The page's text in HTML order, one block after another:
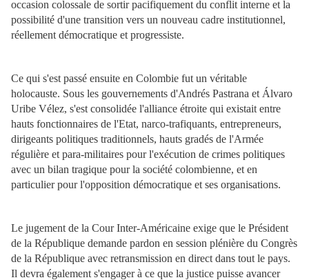
occasion colossale de sortir pacifiquement du conflit interne et la
possibilité d'une transition vers un nouveau cadre institutionnel,
réellement démocratique et progressiste.
Ce qui s'est passé ensuite en Colombie fut un véritable
holocauste. Sous les gouvernements d'Andrés Pastrana et Álvaro
Uribe Vélez, s'est consolidée l'alliance étroite qui existait entre
hauts fonctionnaires de l'Etat, narco-trafiquants, entrepreneurs,
dirigeants politiques traditionnels, hauts gradés de l'Armée
régulière et para-militaires pour l'exécution de crimes politiques
avec un bilan tragique pour la société colombienne, et en
particulier pour l'opposition démocratique et ses organisations.
Le jugement de la Cour Inter-Américaine exige que le Président
de la République demande pardon en session plénière du Congrès
de la République avec retransmission en direct dans tout le pays.
Il devra également s'engager à ce que la justice puisse avancer